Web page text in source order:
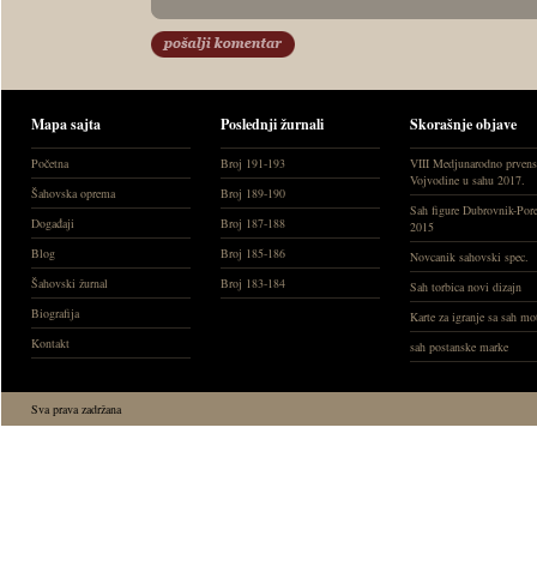
Mapa sajta
Početna
Šahovska oprema
Događaji
Blog
Šahovski žurnal
Biografija
Kontakt
Poslednji žurnali
Broj 191-193
Broj 189-190
Broj 187-188
Broj 185-186
Broj 183-184
Skorašnje objave
VIII Medjunarodno
Vojvodine u sahu 2017.
Sah figure Dubrovnik-
2015
Novcanik sahovski spec.
Sah torbica novi dizajn
Karte za igranje sa sah
sah postanske marke
Sva prava zadržana